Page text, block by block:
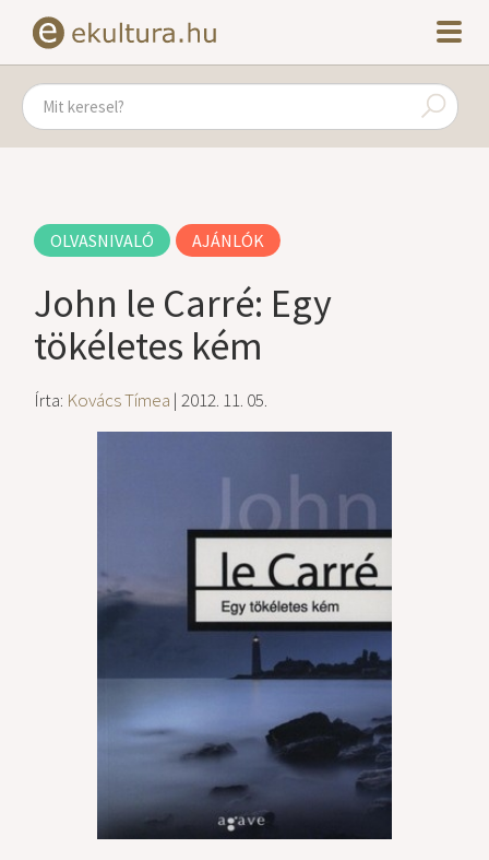
OLVASNIVALÓ AJÁNLÓK
John le Carré: Egy
tökéletes kém
Írta: Kovács Tímea | 2012. 11. 05.